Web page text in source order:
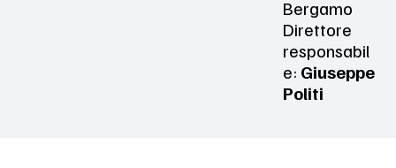
Bergamo
Direttore
responsabil
e: Giuseppe
Politi